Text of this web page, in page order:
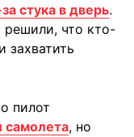
стука в дверь.
решили, что кто-
захватить
пилот
самолета, но